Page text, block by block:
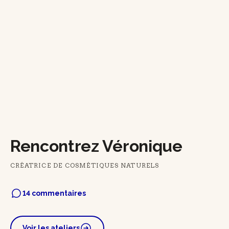
Rencontrez Véronique
CRÉATRICE DE COSMÉTIQUES NATURELS
14 commentaires